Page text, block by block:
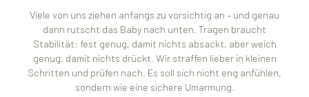
Viele von uns ziehen anfangs zu vorsichtig an – und genau
dann rutscht das Baby nach unten. Tragen braucht
Stabilität: fest genug, damit nichts absackt, aber weich
genug, damit nichts drückt. Wir straffen lieber in kleinen
Schritten und prüfen nach. Es soll sich nicht eng anfühlen,
sondern wie eine sichere Umarmung.